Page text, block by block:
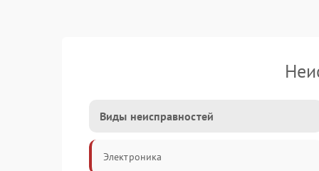
Виды неисправностей
Электроника